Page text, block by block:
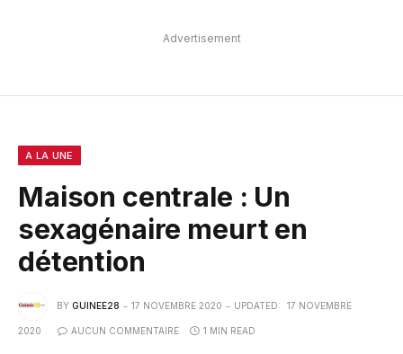
Advertisement
A LA UNE
Maison centrale : Un
sexagénaire meurt en
détention
BY GUINEE28 17 NOVEMBRE 2020 UPDATED: 17 NOVEMBRE
2020 AUCUN COMMENTAIRE 1 MIN READ